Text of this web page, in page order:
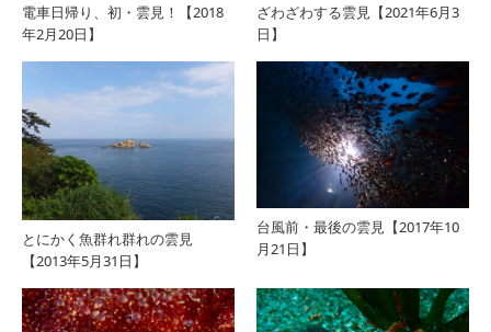
電車日帰り、初・雲見！【2018
年2月20日】
ざわざわする雲見【2021年6月3
日】
とにかく魚群れ群れの雲見
【2013年5月31日】
台風前・最後の雲見【2017年10
月21日】